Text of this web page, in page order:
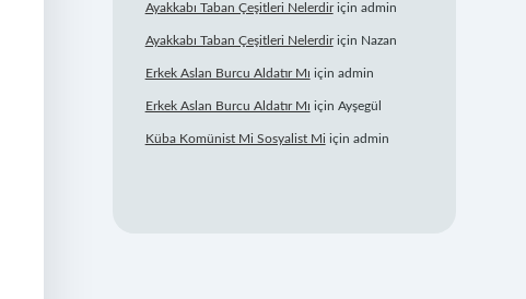
Ayakkabı Taban Çeşitleri Nelerdiriçin admin
Ayakkabı Taban Çeşitleri Nelerdiriçin Nazan
Erkek Aslan Burcu Aldatır Mı için admin
Erkek Aslan Burcu Aldatır Mı için Ayşegül
Küba Komünist Mi Sosyalist Mi için admin